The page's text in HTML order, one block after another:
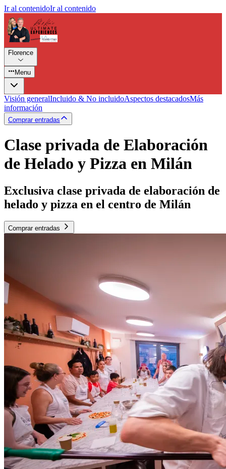
Ir al contenidoIr al contenido
Florence
Menu
Visión generalIncluido & No incluidoAspectos destacadosMás
información
Comprar entradas
Clase privada de Elaboración
de Helado y Pizza en Milán
Exclusiva clase privada de elaboración de
helado y pizza en el centro de Milán
Comprar entradas